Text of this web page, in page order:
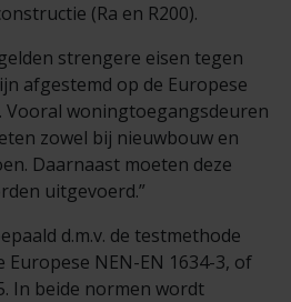
(Ra en R200).
strengere eisen tegen
afgestemd op de Europese
Vooral woningtoegangsdeuren
zowel bij nieuwbouw en
Daarnaast moeten deze
uitgevoerd.”
d.m.v. de testmethode
Europese NEN-EN 1634-3, of
In beide normen wordt